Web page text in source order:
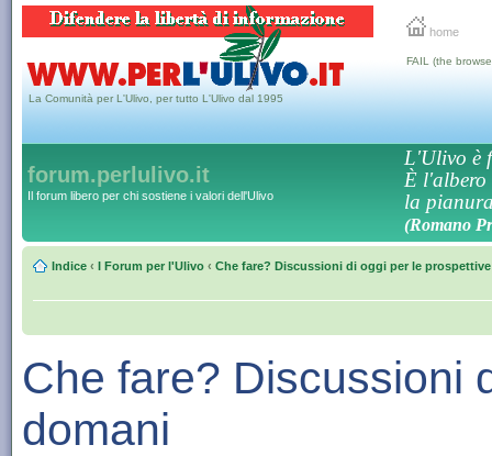
home
La Comunità per L'Ulivo, per tutto L'Ulivo dal 1995
FAIL (the
forum.perlulivo.it
Il forum libero per chi sostiene i valori dell'Ulivo
L'Ulivo è
È l'albero
la
(Romano
Indice ‹ I Forum per l'Ulivo ‹ Che fare? Discussioni di oggi per le
Che fare? Discussioni
domani